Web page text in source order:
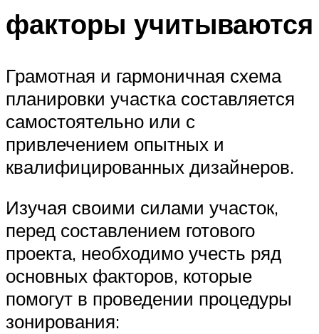
факторы учитываются
Грамотная и гармоничная схема
планировки участка составляется
самостоятельно или с
привлечением опытных и
квалифицированных дизайнеров.
Изучая своими силами участок,
перед составлением готового
проекта, необходимо учесть ряд
основных факторов, которые
помогут в проведении процедуры
зонирования: